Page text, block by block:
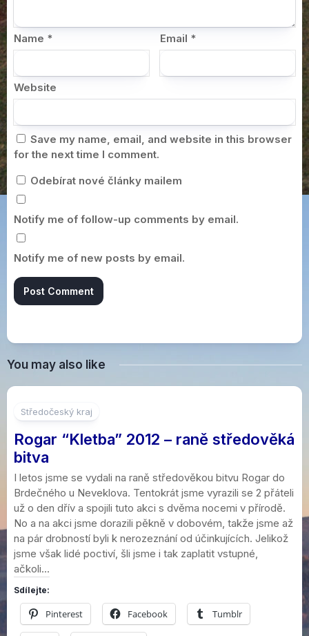
Name * Email *
Website
Save my name, email, and website in this browser
for the next time I comment.
Odebírat nové články mailem
Notify me of follow-up comments by email.
Notify me of new posts by email.
You may also like
Středočeský kraj
Rogar “Kletba” 2012 – raně středověká
bitva
I letos jsme se vydali na raně středověkou bitvu Rogar do
Brdečného u Neveklova. Tentokrát jsme vyrazili se 2 přáteli
už o den dřív a spojili tuto akci s dvěma nocemi v přírodě.
No a na akci jsme dorazili pěkně v dobovém, takže jsme až
na pár drobností byli k nerozeznání od účinkujících. Jelikož
jsme však lidé poctiví, šli jsme i tak zaplatit vstupné,
ačkoli...
Sdílejte:
Pinterest Facebook Tumblr